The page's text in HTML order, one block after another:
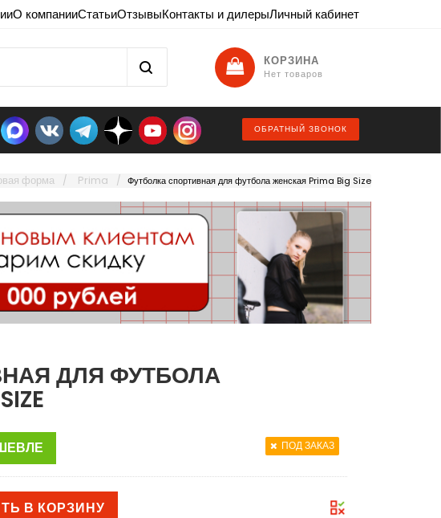
О компанииСтатьиОтзывыКонтакты и дилерыЛичный кабинет
КОРЗИНА
Нет товаров
ОБРАТНЫЙ ЗВОНОК
форма Prima Футболка спортивная для футбола женская Prima Big Size
ДЛЯ ФУТБОЛА
ПОД ЗАКАЗ
В КОРЗИНУ